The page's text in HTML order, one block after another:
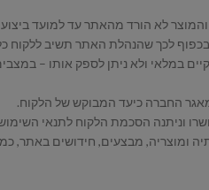
לא הורד מהאתר עד למועד
בכפוף לכך שהנהלת האתר תשיב ללקוח
במלאי ולא ניתן לספק אותו –
וניתנה הסכמת הלקוח לתנאי השימוש
ומוצריה, מבצעים, חידושים באתר,